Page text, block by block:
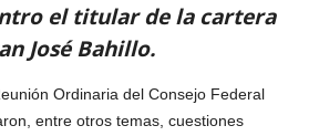
el titular de la cartera
José Bahillo.
Ordinaria del Consejo Federal
entre otros temas, cuestiones